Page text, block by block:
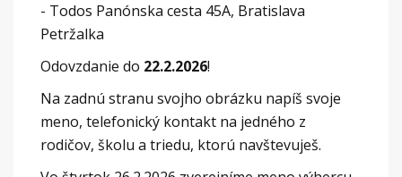
- Todos Panónska cesta 45A, Bratislava
Petržalka
Odovzdanie do 22.2.2026!
Na zadnú stranu svojho obrázku napíš svoje
meno, telefonický kontakt na jedného z
rodičov, školu a triedu, ktorú navštevuješ.